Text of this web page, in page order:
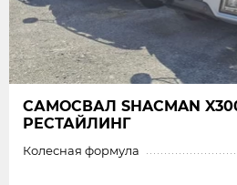
САМОСВАЛ SHAСMAN
РЕСТАЙЛИНГ
Колесная формула